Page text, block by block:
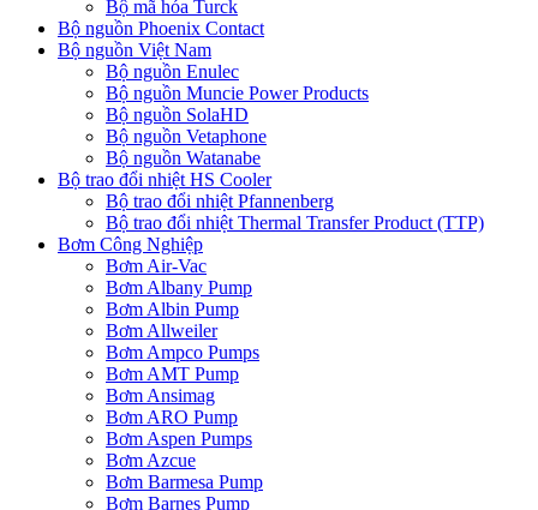
Bộ mã hóa Turck
Bộ nguồn Phoenix Contact
Bộ nguồn Việt Nam
Bộ nguồn Enulec
Bộ nguồn Muncie Power Products
Bộ nguồn SolaHD
Bộ nguồn Vetaphone
Bộ nguồn Watanabe
Bộ trao đổi nhiệt HS Cooler
Bộ trao đổi nhiệt Pfannenberg
Bộ trao đổi nhiệt Thermal Transfer Product (TTP)
Bơm Công Nghiệp
Bơm Air-Vac
Bơm Albany Pump
Bơm Albin Pump
Bơm Allweiler
Bơm Ampco Pumps
Bơm AMT Pump
Bơm Ansimag
Bơm ARO Pump
Bơm Aspen Pumps
Bơm Azcue
Bơm Barmesa Pump
Bơm Barnes Pump